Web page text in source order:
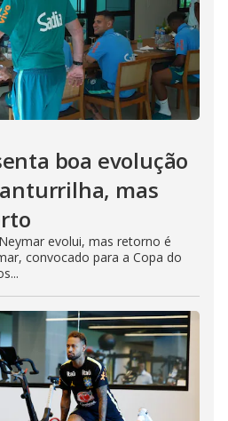
boa evolução
mas
evolui, mas retorno é
convocado para a Copa do